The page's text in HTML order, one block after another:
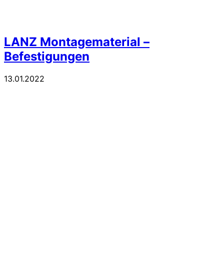
LANZ Montagematerial –
Befestigungen
13.01.2022